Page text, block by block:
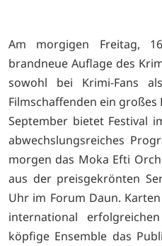
Am morgigen Freitag,
brandneue Auflage des
sowohl bei Krimi-Fans
Filmschaffenden ein großes
September bietet Festival
abwechslungsreiches
morgen das Moka Efti
aus der preisgekrönten
Uhr im Forum Daun.
international
köpfige Ensemble das